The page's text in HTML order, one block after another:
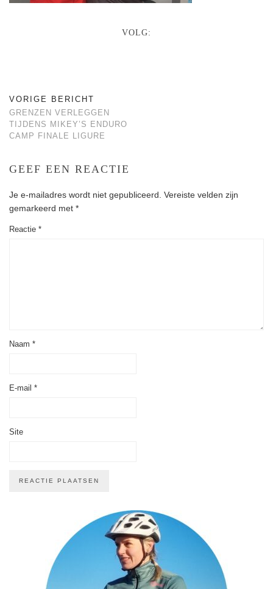
VOLG:
VORIGE BERICHT
GRENZEN VERLEGGEN
TIJDENS MIKEY’S ENDURO
CAMP FINALE LIGURE
GEEF EEN REACTIE
Je e-mailadres wordt niet gepubliceerd. Vereiste velden zijn
gemarkeerd met *
Reactie *
Naam *
E-mail *
Site